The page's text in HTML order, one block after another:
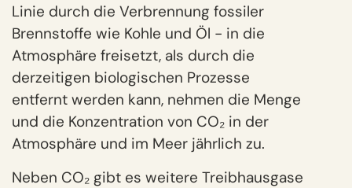
Linie durch die Verbrennung fossiler
Brennstoffe wie Kohle und Öl - in die
Atmosphäre freisetzt, als durch die
derzeitigen biologischen Prozesse
entfernt werden kann, nehmen die Menge
und die Konzentration von CO₂ in der
Atmosphäre und im Meer jährlich zu.
Neben CO₂ gibt es weitere Treibhausgase